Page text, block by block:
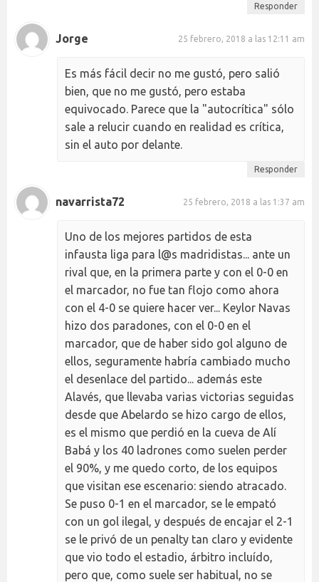
Responder
Jorge 25 febrero, 2018 a las 12:11 am
Es más fácil decir no me gustó, pero salió
bien, que no me gustó, pero estaba
equivocado. Parece que la "autocrítica" sólo
sale a relucir cuando en realidad es crítica,
sin el auto por delante.
Responder
navarrista72 25 febrero, 2018 a las 1:37 am
Uno de los mejores partidos de esta
infausta liga para l@s madridistas... ante un
rival que, en la primera parte y con el 0-0 en
el marcador, no fue tan flojo como ahora
con el 4-0 se quiere hacer ver... Keylor Navas
hizo dos paradones, con el 0-0 en el
marcador, que de haber sido gol alguno de
ellos, seguramente habría cambiado mucho
el desenlace del partido... además este
Alavés, que llevaba varias victorias seguidas
desde que Abelardo se hizo cargo de ellos,
es el mismo que perdió en la cueva de Alí
Babá y los 40 ladrones como suelen perder
el 90%, y me quedo corto, de los equipos
que visitan ese escenario: siendo atracado.
Se puso 0-1 en el marcador, se le empató
con un gol ilegal, y después de encajar el 2-1
se le privó de un penalty tan claro y evidente
que vio todo el estadio, árbitro incluído,
pero que, como suele ser habitual, no se